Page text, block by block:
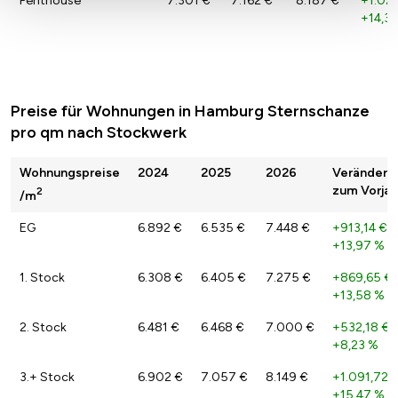
Preise für Wohnungen in Hamburg Sternschanze
pro qm nach Stockwerk
Wohnungspreise
/m2
2024 2025 2026
zum
EG 6.892 € 6.535 € 7.448 € +913,14 €
+13,97 %
1. Stock 6.308 € 6.405 € 7.275 € +869,65 €
+13,58 %
2. Stock 6.481 € 6.468 € 7.000 € +532,18 €
+8,23 %
3.+ Stock 6.902 € 7.057 € 8.149 €
+1.091,72